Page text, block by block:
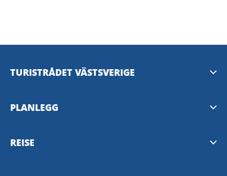
TURISTRÅDET VÄSTSVERIGE
Mediabank
PLANLEGG
Nyhetsbrev fra Vest-Sverige
REISE